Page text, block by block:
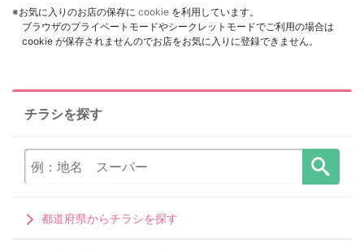
※お気に入りのお店の保存に cookie を利用しています。
ブラウザのプライベートモードやシークレットモードでご利用の場合は
cookie が保存されませんのでお店をお気に入りに登録できません。
チラシを探す
都道府県からチラシを探す